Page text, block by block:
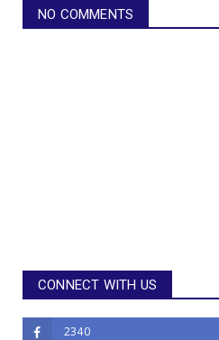
NO COMMENTS
CONNECT WITH US
2340